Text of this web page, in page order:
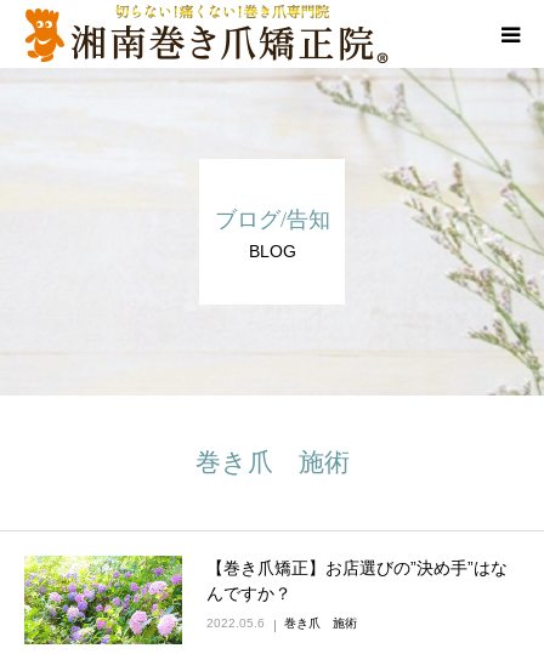
ブログ/告知
BLOG
巻き爪 施術
【巻き爪矯正】お店選びの”決め手”はな
んですか？
2022.05.6 巻き爪 施術
ネット予約